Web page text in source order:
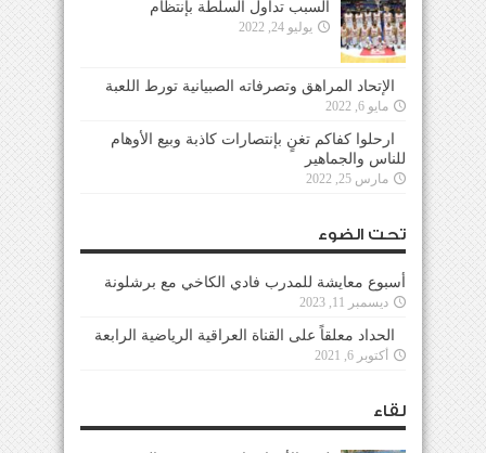
السبب تداول السلطة بإنتظام
يوليو 24, 2022
الإتحاد المراهق وتصرفاته الصبيانية تورط اللعبة
مايو 6, 2022
ارحلوا كفاكم تغنٍ بإنتصارات كاذبة وبيع الأوهام
للناس والجماهير
مارس 25, 2022
تحت الضوء
أسبوع معايشة للمدرب فادي الكاخي مع برشلونة
ديسمبر 11, 2023
الحداد معلقاً على القناة العراقية الرياضية الرابعة
أكتوبر 6, 2021
لقاء